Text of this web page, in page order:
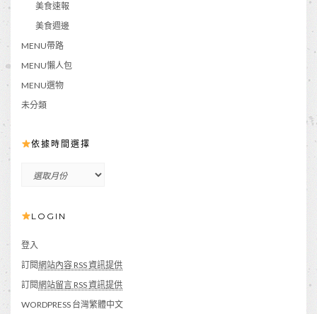
美食速報
美食週邊
MENU帶路
MENU懶人包
MENU選物
未分類
依據時間選擇
間
擇
LOGIN
登入
訂閱網站內容 RSS 資訊提供
訂閱網站留言 RSS 資訊提供
WORDPRESS 台灣繁體中文